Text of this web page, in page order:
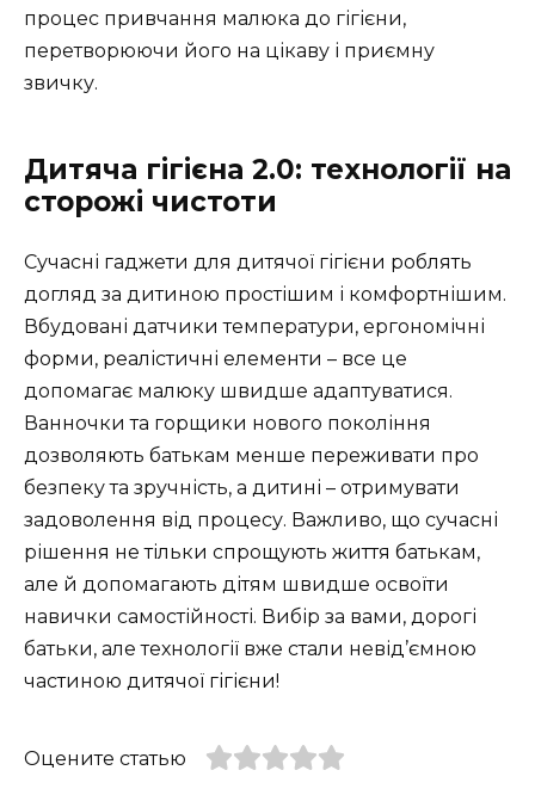
процес привчання малюка до гігієни,
перетворюючи його на цікаву і приємну
звичку.
Дитяча гігієна 2.0: технології на
сторожі чистоти
Сучасні гаджети для дитячої гігієни роблять
догляд за дитиною простішим і комфортнішим.
Вбудовані датчики температури, ергономічні
форми, реалістичні елементи – все це
допомагає малюку швидше адаптуватися.
Ванночки та горщики нового покоління
дозволяють батькам менше переживати про
безпеку та зручність, а дитині – отримувати
задоволення від процесу. Важливо, що сучасні
рішення не тільки спрощують життя батькам,
але й допомагають дітям швидше освоїти
навички самостійності. Вибір за вами, дорогі
батьки, але технології вже стали невід’ємною
частиною дитячої гігієни!
Оцените статью